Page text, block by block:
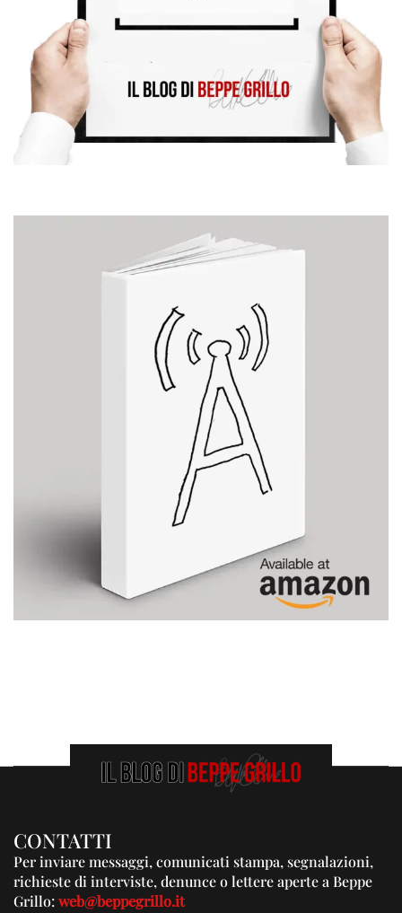
CONTATTI
Per inviare messaggi, comunicati stampa, segnalazioni,
richieste di interviste, denunce o lettere aperte a Beppe
Grillo:web@beppegrillo.it